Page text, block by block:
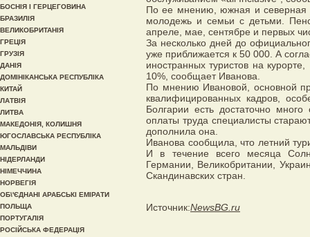
По ее мнению, южная и северная
молодежь и семьи с детьми.
апреле, мае, сентябре и первых
За несколько дней до
уже приближается к 50 000. А
иностранных туристов на
10%, сообщает Иванова.
По мнению Ивановой, основной
квалифицированных кадров,
Болгарии есть достаточно
оплаты труда специалисты
дополнила она.
Иванова сообщила, что летний
И в течение всего месяца
Германии, Великобритании,
Скандинавских стран.
Источник:NewsBG.ru
БОСНІЯ І ГЕРЦЕГОВИНА
БРАЗИЛІЯ
ВЕЛИКОБРИТАНІЯ
ГРЕЦІЯ
ГРУЗІЯ
ДАНІЯ
ДОМІНІКАНСЬКА РЕСПУБЛІКА
КИТАЙ
ЛАТВІЯ
ЛИТВА
МАКЕДОНІЯ, КОЛИШНЯ
ЮГОСЛАВСЬКА РЕСПУБЛІКА
МАЛЬДІВИ
НІДЕРЛАНДИ
НІМЕЧЧИНА
НОРВЕГІЯ
ОБ\'ЄДНАНІ АРАБСЬКІ ЕМІРАТИ
ПОЛЬЩА
ПОРТУГАЛІЯ
РОСІЙСЬКА ФЕДЕРАЦІЯ